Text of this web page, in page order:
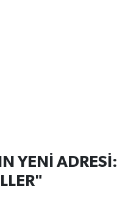
YENİ ADRESİ: